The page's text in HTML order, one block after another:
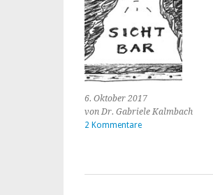
6. Oktober 2017
von Dr. Gabriele Kalmbach
2 Kommentare